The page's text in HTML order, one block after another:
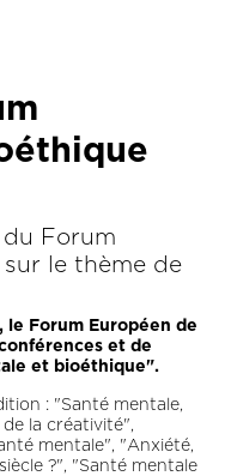
du Forum
le thème de
le Forum Européen de
et de
et bioéthique".
: "Santé mentale,
la créativité",
mentale", "Anxiété,
?", "Santé mentale